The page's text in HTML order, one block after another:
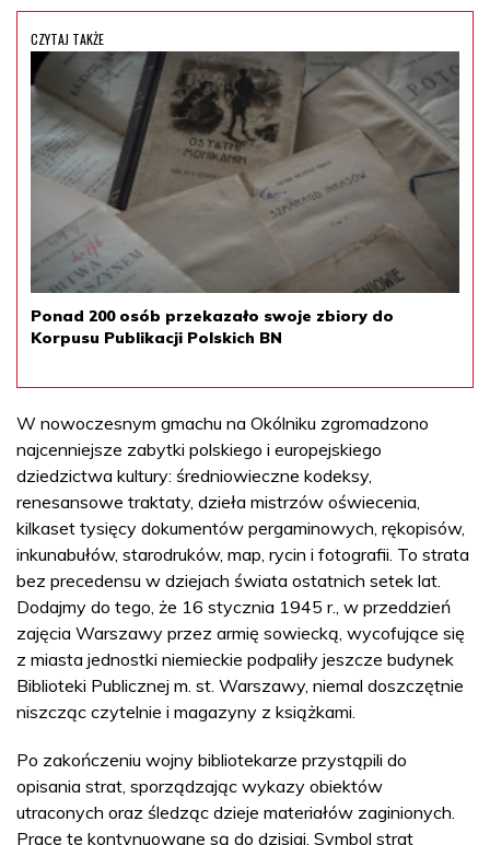
CZYTAJ TAKŻE
Ponad 200 osób przekazało swoje zbiory do
Korpusu Publikacji Polskich BN
W nowoczesnym gmachu na Okólniku zgromadzono
najcenniejsze zabytki polskiego i europejskiego
dziedzictwa kultury: średniowieczne kodeksy,
renesansowe traktaty, dzieła mistrzów oświecenia,
kilkaset tysięcy dokumentów pergaminowych, rękopisów,
inkunabułów, starodruków, map, rycin i fotografii. To strata
bez precedensu w dziejach świata ostatnich setek lat.
Dodajmy do tego, że 16 stycznia 1945 r., w przeddzień
zajęcia Warszawy przez armię sowiecką, wycofujące się
z miasta jednostki niemieckie podpaliły jeszcze budynek
Biblioteki Publicznej m. st. Warszawy, niemal doszczętnie
niszcząc czytelnie i magazyny z książkami.
Po zakończeniu wojny bibliotekarze przystąpili do
opisania strat, sporządzając wykazy obiektów
utraconych oraz śledząc dzieje materiałów zaginionych.
Prace te kontynuowane są do dzisiaj. Symbol strat